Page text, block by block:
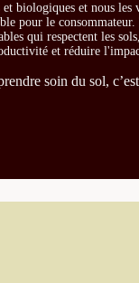
biologiques et nous
pour le
qui respectent les
et réduire
soin du sol,